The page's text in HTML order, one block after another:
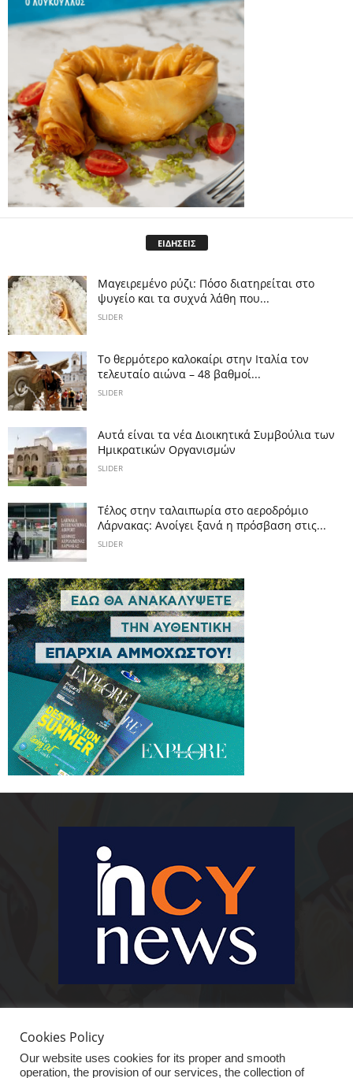
ΕΙΔΗΣΕΙΣ
Μαγειρεμένο ρύζι: Πόσο διατηρείται στο
ψυγείο και τα συχνά λάθη που...
SLIDER
Το θερμότερο καλοκαίρι στην Ιταλία τον
τελευταίο αιώνα – 48 βαθμοί...
SLIDER
Αυτά είναι τα νέα Διοικητικά Συμβούλια των
Ημικρατικών Οργανισμών
SLIDER
Tέλος στην ταλαιπωρία στο αεροδρόμιο
Λάρνακας: Ανοίγει ξανά η πρόσβαση στις...
SLIDER
είστε πραγματικά in cynews στην επικαιρότητα.
Cookies Policy
Our website uses cookies for its proper and smooth
operation, the provision of our services, the collection of